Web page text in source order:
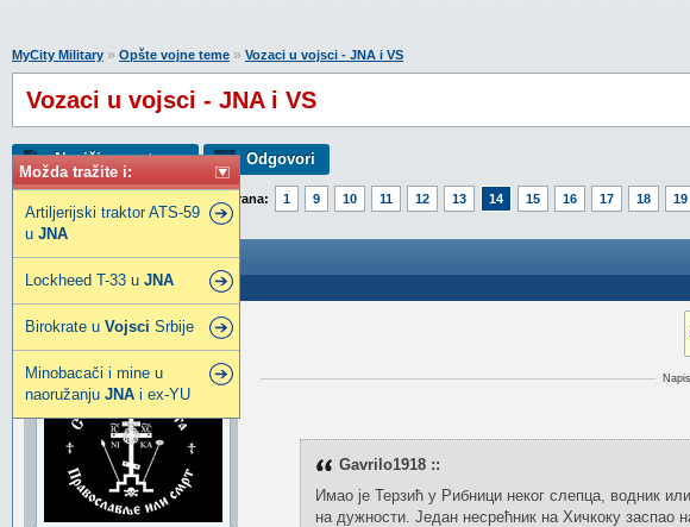
Možda tražite i:
Artiljerijski traktor ATS-59
u JNA
Lockheed T-33 u JNA
Birokrate u Vojsci Srbije
Minobacači i mine u
naoružanju JNA i ex-YU
MyCity Military » Opšte vojne teme » Vozaci u vojsci - JNA i VS
Vozaci u vojsci - JNA i VS
Napiši novu temu Odgovori
Strana: 1 9 10 11 12 13 14 15 16 17 18 19
Vozaci u vojsci - JNA i VS
Poslao: 03 Mar 2012 07:52
srbbenda
Gavrilo1918 ::
Имао је Терзић у Рибници неког слепца, водник
на дужности. Један несрећник на Хичкоку